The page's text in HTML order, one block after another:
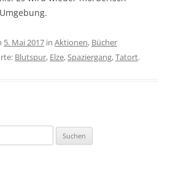
5. Mai 2017 in Aktionen, Bücher
Blutspur, Elze,Spaziergang,Tatort.